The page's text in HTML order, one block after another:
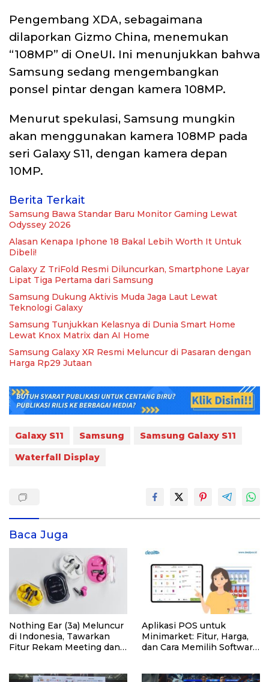
Pengembang XDA, sebagaimana
dilaporkan Gizmo China, menemukan
“108MP” di OneUI. Ini menunjukkan bahwa
Samsung sedang mengembangkan
ponsel pintar dengan kamera 108MP.
Menurut spekulasi, Samsung mungkin
akan menggunakan kamera 108MP pada
seri Galaxy S11, dengan kamera depan
10MP.
Berita Terkait
Samsung Bawa Standar Baru Monitor Gaming Lewat
Odyssey 2026
Alasan Kenapa Iphone 18 Bakal Lebih Worth It Untuk
Dibeli!
Galaxy Z TriFold Resmi Diluncurkan, Smartphone Layar
Lipat Tiga Pertama dari Samsung
Samsung Dukung Aktivis Muda Jaga Laut Lewat
Teknologi Galaxy
Samsung Tunjukkan Kelasnya di Dunia Smart Home
Lewat Knox Matrix dan AI Home
Samsung Galaxy XR Resmi Meluncur di Pasaran dengan
Harga Rp29 Jutaan
Galaxy S11 Samsung
Samsung Galaxy S11
Waterfall Display
Baca Juga
Nothing Ear (3a) Meluncur
di Indonesia, Tawarkan
Fitur Rekam Meeting dan
Aplikasi POS untuk
Minimarket: Fitur, Harga,
dan Cara Memilih Software